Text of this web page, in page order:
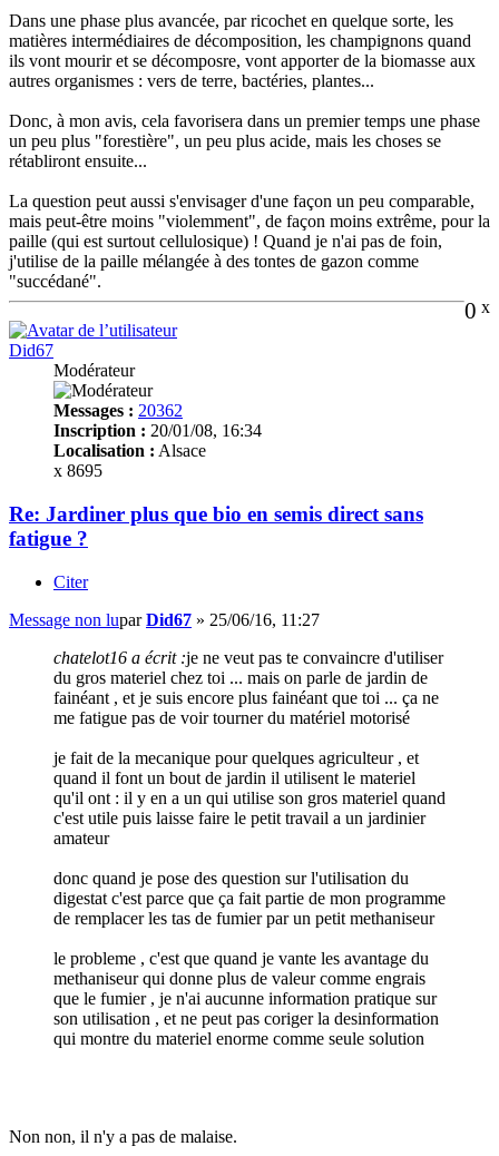
Dans une phase plus avancée, par ricochet en quelque sorte, les
matières intermédiaires de décomposition, les champignons quand
ils vont mourir et se décomposre, vont apporter de la biomasse aux
autres organismes : vers de terre, bactéries, plantes...
Donc, à mon avis, cela favorisera dans un premier temps une phase
un peu plus "forestière", un peu plus acide, mais les choses se
rétabliront ensuite...
La question peut aussi s'envisager d'une façon un peu comparable,
mais peut-être moins "violemment", de façon moins extrême, pour la
paille (qui est surtout cellulosique) ! Quand je n'ai pas de foin,
j'utilise de la paille mélangée à des tontes de gazon comme
"succédané".
0 x
Did67
Modérateur
Messages : 20362
Inscription : 20/01/08, 16:34
Localisation : Alsace
x 8695
Re: Jardiner plus que bio en semis direct sans
fatigue ?
Citer
Message non luparDid67 » 25/06/16, 11:27
chatelot16 a écrit :je ne veut pas te convaincre d'utiliser
du gros materiel chez toi ... mais on parle de jardin de
fainéant , et je suis encore plus fainéant que toi ... ça ne
me fatigue pas de voir tourner du matériel motorisé
je fait de la mecanique pour quelques agriculteur , et
quand il font un bout de jardin il utilisent le materiel
qu'il ont : il y en a un qui utilise son gros materiel quand
c'est utile puis laisse faire le petit travail a un jardinier
amateur
donc quand je pose des question sur l'utilisation du
digestat c'est parce que ça fait partie de mon programme
de remplacer les tas de fumier par un petit methaniseur
le probleme , c'est que quand je vante les avantage du
methaniseur qui donne plus de valeur comme engrais
que le fumier , je n'ai aucunne information pratique sur
son utilisation , et ne peut pas coriger la desinformation
qui montre du materiel enorme comme seule solution
Non non, il n'y a pas de malaise.